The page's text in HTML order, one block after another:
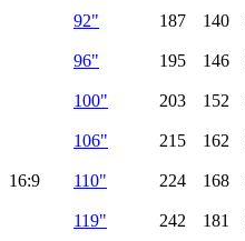
16:9
92" 187 140
96" 195 146
100" 203 152
106" 215 162
110" 224 168
119" 242 181